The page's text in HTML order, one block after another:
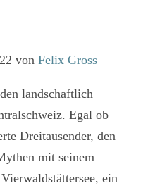
von Felix Gross
landschaftlich
Egal ob
Dreitausender, den
mit seinem
ein